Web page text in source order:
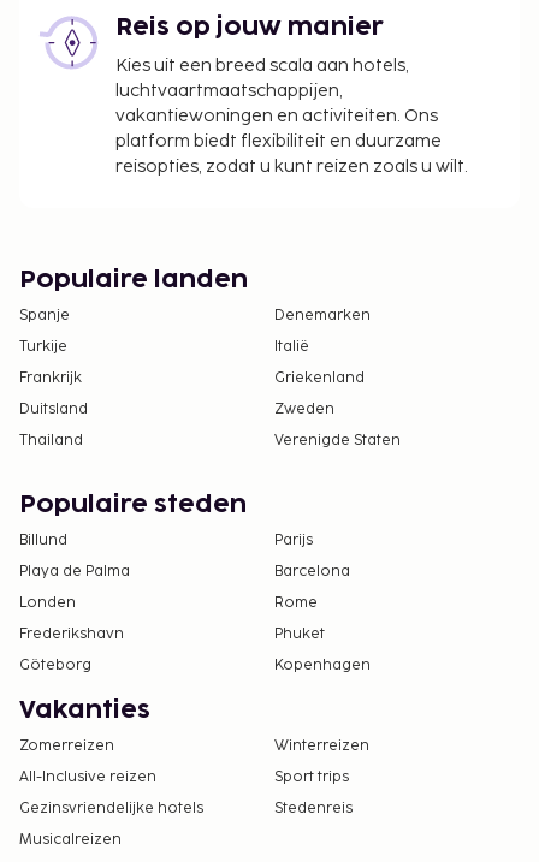
Reis op jouw manier
Kies uit een breed scala aan hotels,
luchtvaartmaatschappijen,
vakantiewoningen en activiteiten. Ons
platform biedt flexibiliteit en duurzame
reisopties, zodat u kunt reizen zoals u wilt.
Populaire landen
Spanje
Denemarken
Turkije
Italië
Frankrijk
Griekenland
Duitsland
Zweden
Thailand
Verenigde Staten
Populaire steden
Billund
Parijs
Playa de Palma
Barcelona
Londen
Rome
Frederikshavn
Phuket
Göteborg
Kopenhagen
Vakanties
Zomerreizen
Winterreizen
All-Inclusive reizen
Sport trips
Gezinsvriendelijke hotels
Stedenreis
Musicalreizen